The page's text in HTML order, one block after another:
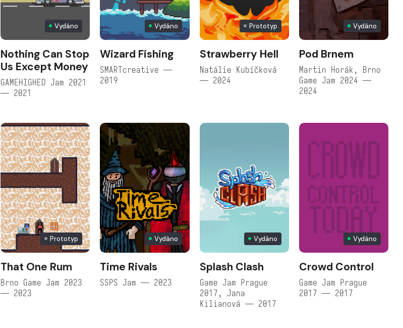
Vydáno
Nothing Can Stop
Us Except Money
GAMEHIGHED Jam 2021
— 2021
Vydáno
Wizard Fishing
SMARTcreative —
2019
Prototyp
Strawberry Hell
Natálie Kubíčková
— 2024
Vydáno
Pod Brnem
Martin Horák, Brno
Game Jam 2024 —
2024
Prototyp
That One Rum
Brno Game Jam 2023
— 2023
Vydáno
Time Rivals
SSPS Jam — 2023
Vydáno
Splash Clash
Game Jam Prague
2017, Jana
Kilianová — 2017
Vydáno
Crowd Control
Game Jam Prague
2017 — 2017